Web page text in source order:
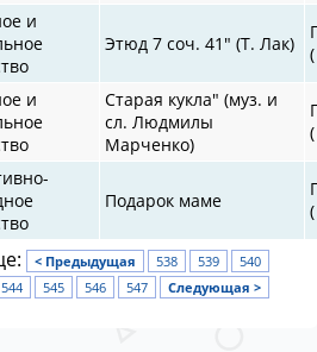
и
Этюд 7 соч. 41" (Т. Лак)
и
Старая кукла" (муз. и
сл. Людмилы
Марченко)
Подарок маме
< Предыдущая 538 539
540
544 545 546 547 Следующая >